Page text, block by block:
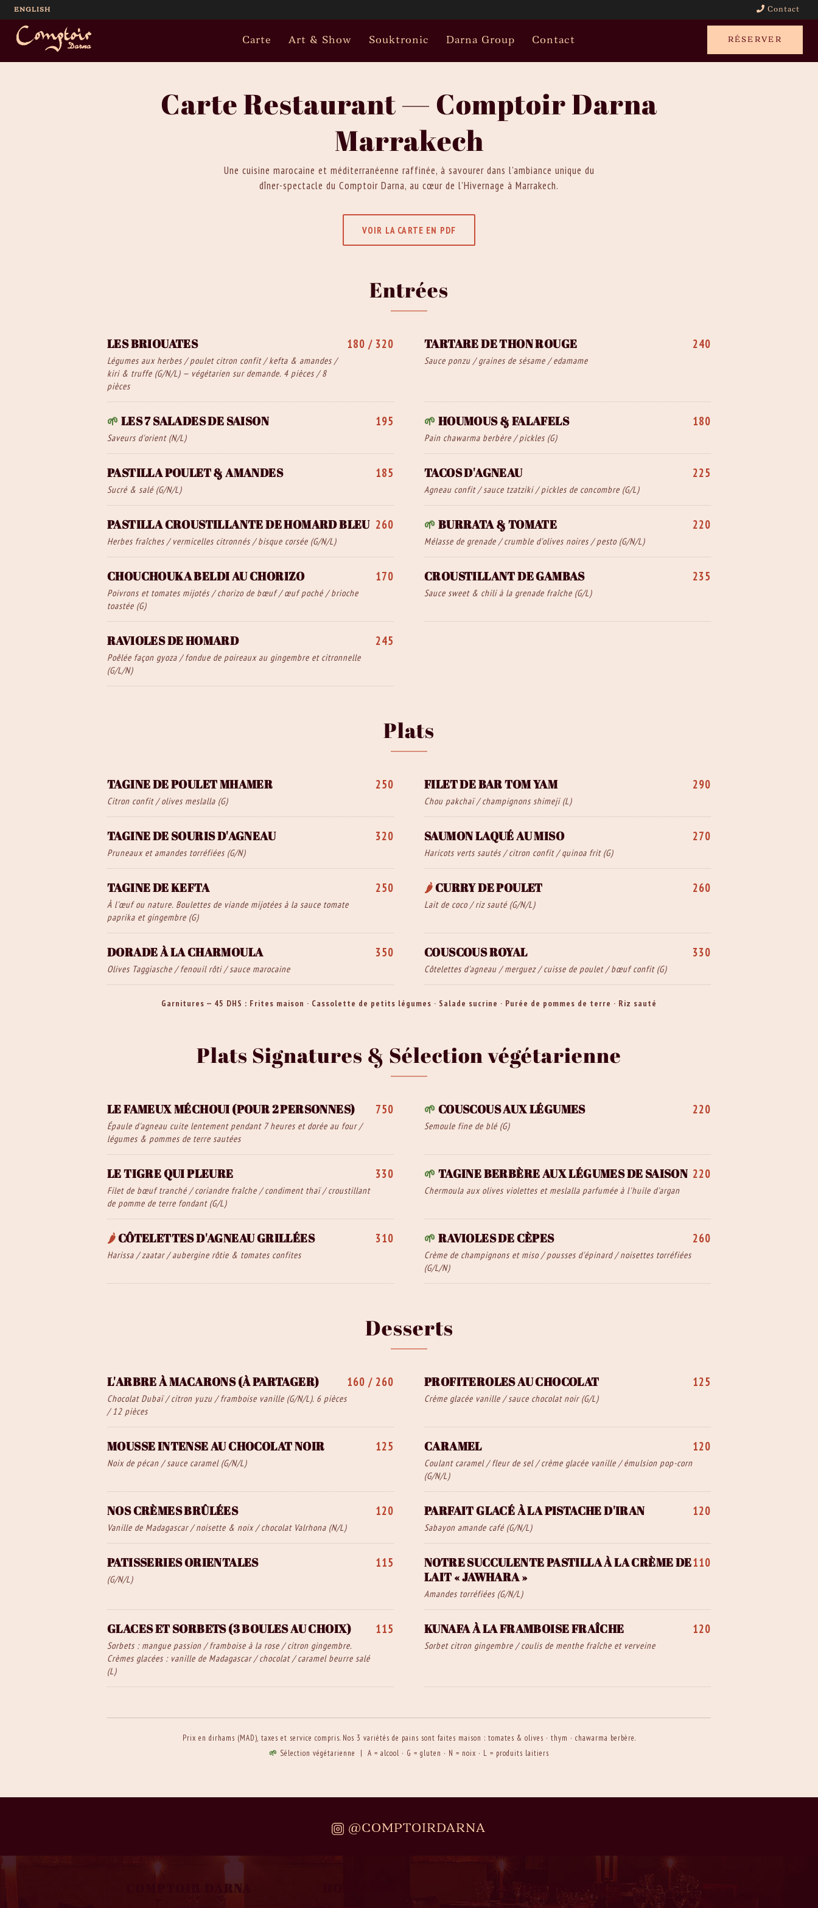
ENGLISH Contact
Carte Art & Show Souktronic Darna Group Contact RÉSERVER
Carte Restaurant — Comptoir Darna
Marrakech
Une cuisine marocaine et méditerranéenne raffinée, à savourer dans l'ambiance unique du
dîner-spectacle du Comptoir Darna, au cœur de l'Hivernage à Marrakech.
VOIR LA CARTE EN PDF
Entrées
LES BRIOUATES
Légumes aux herbes / poulet citron confit / kefta & amandes /
kiri & truffe (G/N/L) — végétarien sur demande. 4 pièces / 8
pièces
180 / 320 TARTARE DE THON ROUGE
Sauce ponzu / graines de sésame / edamame
240
🌱 LES 7 SALADES DE SAISON
Saveurs d'orient (N/L)
195 🌱 HOUMOUS & FALAFELS
Pain chawarma berbère / pickles (G)
180
PASTILLA POULET & AMANDES
Sucré & salé (G/N/L)
185 TACOS D'AGNEAU
Agneau confit / sauce tzatziki / pickles de concombre (G/L)
225
PASTILLA CROUSTILLANTE DE HOMARD BLEU
Herbes fraîches / vermicelles citronnés / bisque corsée (G/N/L)
260 🌱 BURRATA & TOMATE
Mélasse de grenade / crumble d'olives noires / pesto (G/N/L)
220
CHOUCHOUKA BELDI AU CHORIZO
Poivrons et tomates mijotés / chorizo de bœuf / œuf poché / brioche
toastée (G)
170 CROUSTILLANT DE GAMBAS
Sauce sweet & chili à la grenade fraîche (G/L)
235
RAVIOLES DE HOMARD
Poêlée façon gyoza / fondue de poireaux au gingembre et citronnelle
(G/L/N)
245
Plats
TAGINE DE POULET MHAMER
Citron confit / olives meslalla (G)
250 FILET DE BAR TOM YAM
Chou pakchaï / champignons shimeji (L)
290
TAGINE DE SOURIS D'AGNEAU
Pruneaux et amandes torréfiées (G/N)
320 SAUMON LAQUÉ AU MISO
Haricots verts sautés / citron confit / quinoa frit (G)
270
TAGINE DE KEFTA
À l'œuf ou nature. Boulettes de viande mijotées à la sauce tomate
paprika et gingembre (G)
250 🌶️CURRY DE POULET
Lait de coco / riz sauté (G/N/L)
260
DORADE À LA CHARMOULA
Olives Taggiasche / fenouil rôti / sauce marocaine
350 COUSCOUS ROYAL
Côtelettes d'agneau / merguez / cuisse de poulet / bœuf confit (G)
330
Garnitures — 45 DHS : Frites maison · Cassolette de petits légumes · Salade sucrine · Purée de pommes de terre · Riz sauté
Plats Signatures & Sélection végétarienne
LE FAMEUX MÉCHOUI (POUR 2 PERSONNES)
Épaule d'agneau cuite lentement pendant 7 heures et dorée au four /
légumes & pommes de terre sautées
750 🌱 COUSCOUS AUX LÉGUMES
Semoule fine de blé (G)
220
LE TIGRE QUI PLEURE
Filet de bœuf tranché / coriandre fraîche / condiment thaï / croustillant
de pomme de terre fondant (G/L)
330 🌱 TAGINE BERBÈRE AUX LÉGUMES DE SAISON
Chermoula aux olives violettes et meslalla parfumée à l'huile d'argan
220
🌶️CÔTELETTES D'AGNEAU GRILLÉES
Harissa / zaatar / aubergine rôtie & tomates confites
310 🌱 RAVIOLES DE CÈPES
Crème de champignons et miso / pousses d'épinard / noisettes torréfiées
(G/L/N)
260
Desserts
L'ARBRE À MACARONS (À PARTAGER)
Chocolat Dubaï / citron yuzu / framboise vanille (G/N/L). 6 pièces
/ 12 pièces
160 / 260 PROFITEROLES AU CHOCOLAT
Crème glacée vanille / sauce chocolat noir (G/L)
125
MOUSSE INTENSE AU CHOCOLAT NOIR
Noix de pécan / sauce caramel (G/N/L)
125 CARAMEL
Coulant caramel / fleur de sel / crème glacée vanille / émulsion pop-corn
(G/N/L)
120
NOS CRÈMES BRÛLÉES
Vanille de Madagascar / noisette & noix / chocolat Valrhona (N/L)
120 PARFAIT GLACÉ À LA PISTACHE D'IRAN
Sabayon amande café (G/N/L)
120
PATISSERIES ORIENTALES
(G/N/L)
115
NOTRE SUCCULENTE PASTILLA À LA CRÈME DE
LAIT « JAWHARA »
Amandes torréfiées (G/N/L)
110
GLACES ET SORBETS (3 BOULES AU CHOIX)
Sorbets : mangue passion / framboise à la rose / citron gingembre.
Crèmes glacées : vanille de Madagascar / chocolat / caramel beurre salé
(L)
115 KUNAFA À LA FRAMBOISE FRAÎCHE
Sorbet citron gingembre / coulis de menthe fraîche et verveine
120
Prix en dirhams (MAD), taxes et service compris. Nos 3 variétés de pains sont faites maison : tomates & olives · thym · chawarma berbère.
🌱 Sélection végétarienne | A = alcool · G = gluten · N = noix · L = produits laitiers
@COMPTOIRDARNA
COMPTOIR DARNA DRESS CODE